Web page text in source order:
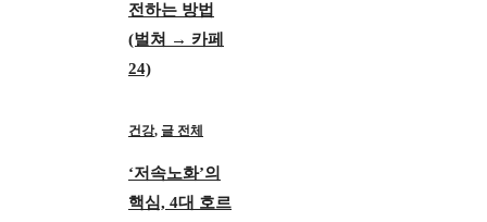
전하는 방법
(벌쳐 → 카페
24)
건강, 글 전체
‘저속노화’의
핵심, 4대 호르